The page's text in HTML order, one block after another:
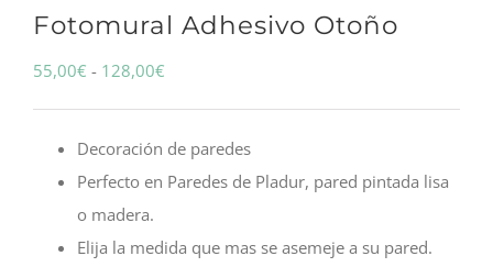
Fotomural Adhesivo Otoño
55,00€ - 128,00€
Decoración de paredes
Perfecto en Paredes de Pladur, pared pintada lisa
o madera.
Elija la medida que mas se asemeje a su pared.